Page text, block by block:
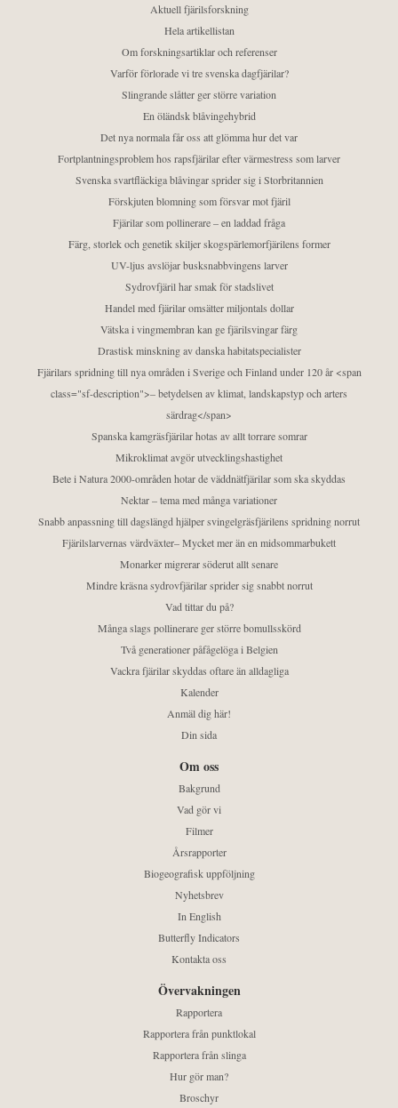
Aktuell fjärilsforskning
Hela artikellistan
Om forskningsartiklar och referenser
Varför förlorade vi tre svenska dagfjärilar?
Slingrande slåtter ger större variation
En öländsk blåvingehybrid
Det nya normala får oss att glömma hur det var
Fortplantningsproblem hos rapsfjärilar efter värmestress som larver
Svenska svartfläckiga blåvingar sprider sig i Storbritannien
Förskjuten blomning som försvar mot fjäril
Fjärilar som pollinerare – en laddad fråga
Färg, storlek och genetik skiljer skogspärlemorfjärilens former
UV-ljus avslöjar busksnabbvingens larver
Sydrovfjäril har smak för stadslivet
Handel med fjärilar omsätter miljontals dollar
Vätska i vingmembran kan ge fjärilsvingar färg
Drastisk minskning av danska habitatspecialister
Fjärilars spridning till nya områden i Sverige och Finland under 120 år <span
class="sf-description">– betydelsen av klimat, landskapstyp och arters
särdrag</span>
Spanska kamgräsfjärilar hotas av allt torrare somrar
Mikroklimat avgör utvecklingshastighet
Bete i Natura 2000-områden hotar de väddnätfjärilar som ska skyddas
Nektar – tema med många variationer
Snabb anpassning till dagslängd hjälper svingelgräsfjärilens spridning norrut
Fjärilslarvernas värdväxter– Mycket mer än en midsommarbukett
Monarker migrerar söderut allt senare
Mindre kräsna sydrovfjärilar sprider sig snabbt norrut
Vad tittar du på?
Många slags pollinerare ger större bomullsskörd
Två generationer påfågelöga i Belgien
Vackra fjärilar skyddas oftare än alldagliga
Kalender
Anmäl dig här!
Din sida
Om oss
Bakgrund
Vad gör vi
Filmer
Årsrapporter
Biogeografisk uppföljning
Nyhetsbrev
In English
Butterfly Indicators
Kontakta oss
Övervakningen
Rapportera
Rapportera från punktlokal
Rapportera från slinga
Hur gör man?
Broschyr